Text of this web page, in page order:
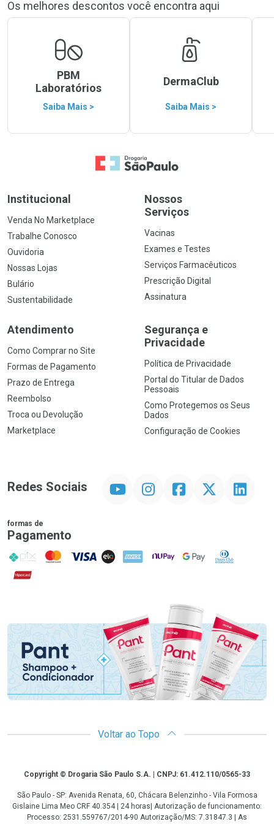
Os melhores descontos você encontra aqui
PBM
Laboratórios
Saiba Mais >
DermaClub
Saiba Mais >
Ir para a Home
Institucional
Venda No Marketplace
Trabalhe Conosco
Ouvidoria
Nossas Lojas
Bulário
Sustentabilidade
Nossos
Serviços
Vacinas
Exames e Testes
Serviços Farmacêuticos
Prescrição Digital
Assinatura
Atendimento
Como Comprar no Site
Formas de Pagamento
Prazo de Entrega
Reembolso
Troca ou Devolução
Marketplace
Segurança e
Privacidade
Política de Privacidade
Portal do Titular de Dados
Pessoais
Como Protegemos os Seus
Dados
Configuração de Cookies
Redes Sociais InstagramFacebookTwitter Linkedin
formas de
Pagamento
PIX MasterCard
VISA ELO AMEX NuPay Google PayDiners Club
Hipercard
Promoção em Destaque
Voltar ao Topo
CopyrightCopyright © Drogaria São Paulo S.A. | CNPJ: 61.412.110/0565-33
São Paulo - SP: Avenida Renata, 60, Chácara Belenzinho - Vila Formosa
Gislaine Lima Meo CRF 40.354 | 24 horas| Autorização de funcionamento:
Processo: 2531.559767/2014-90 Autorização/MS: 7.31847.3 | As